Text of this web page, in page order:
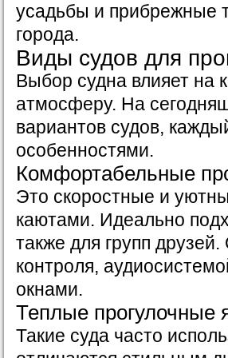
усадьбы и прибрежные
города.
Виды судов для
Выбор судна влияет на
атмосферу. На
вариантов судов,
особенностями.
Комфортабельные
Это скоростные и
каютами. Идеально
также для групп
контроля,
окнами.
Теплые прогулочные
Такие суда часто